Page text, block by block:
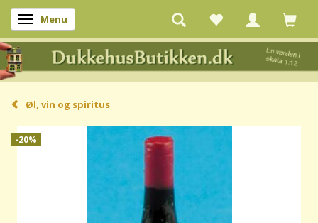
Skifte navigation
Menu
Øl, vin og spiritus
-20%